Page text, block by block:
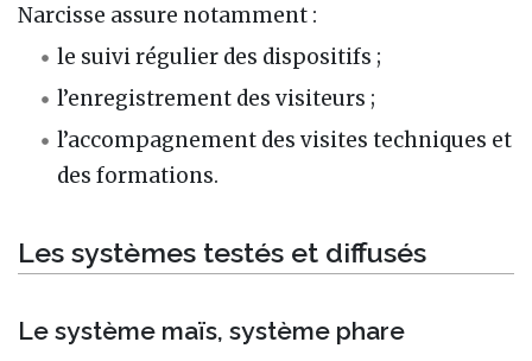
Narcisse assure notamment :
le suivi régulier des dispositifs ;
l’enregistrement des visiteurs ;
l’accompagnement des visites techniques et
des formations.
Les systèmes testés et diffusés
Le système maïs, système phare